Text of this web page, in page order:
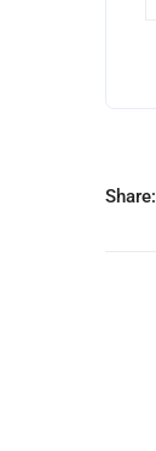
Share: